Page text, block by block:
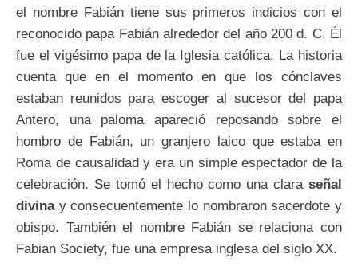
el nombre Fabián tiene sus primeros indicios con el
reconocido papa Fabián alrededor del año 200 d. C. Él
fue el vigésimo papa de la Iglesia católica. La historia
cuenta que en el momento en que los cónclaves
estaban reunidos para escoger al sucesor del papa
Antero, una paloma apareció reposando sobre el
hombro de Fabián, un granjero laico que estaba en
Roma de causalidad y era un simple espectador de la
celebración. Se tomó el hecho como una clara señal
divinay consecuentemente lo nombraron sacerdote y
obispo. También el nombre Fabián se relaciona con
Fabian Society, fue una empresa inglesa del siglo XX.